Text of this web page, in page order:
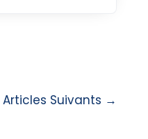
Articles Suivants →